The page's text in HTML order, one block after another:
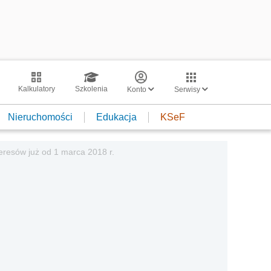
Kalkulatory Szkolenia Konto Serwisy
Nieruchomości Edukacja KSeF
już od 1 marca 2018 r.